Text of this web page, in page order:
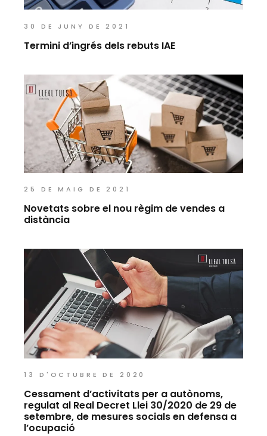
30 DE JUNY DE 2021
Termini d’ingrés dels rebuts IAE
25 DE MAIG DE 2021
Novetats sobre el nou règim de vendes a
distància
13 D'OCTUBRE DE 2020
Cessament d’activitats per a autònoms,
regulat al Real Decret Llei 30/2020 de 29 de
setembre, de mesures socials en defensa a
l’ocupació